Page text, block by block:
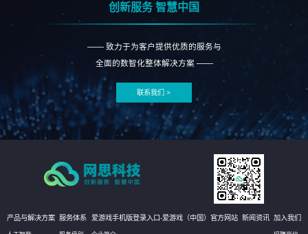
创新服务 智慧中国
—— 致力于为客户提供优质的服务与
全面的数智化整体解决方案 ——
联系我们 >
产品与解决方案 服务体系 爱游戏手机版登录入口-爱游戏（中国）官方网站 新闻资讯 加入我们